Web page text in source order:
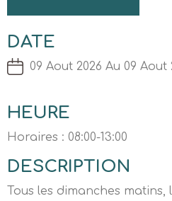
DATE
09 Aout 2026 Au 09 Aout
HEURE
Horaires : 08:00-13:00
DESCRIPTION
Tous les dimanches